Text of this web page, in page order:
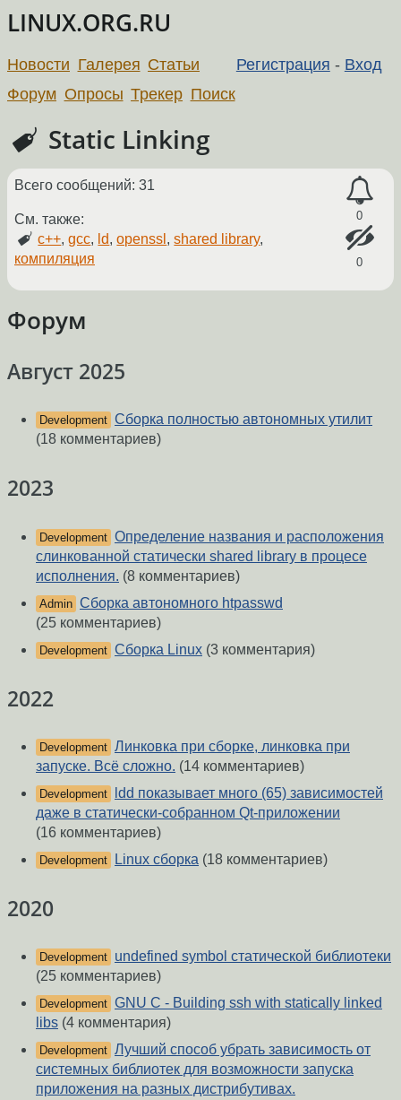
LINUX.ORG.RU
Регистрация - Вход
Новости Галерея Статьи
Форум Опросы Трекер Поиск
Static Linking
0
0
Всего сообщений: 31
См. также:
c++,gcc, ld,openssl ,shared library,
компиляция
Форум
Август 2025
Development Сборка полностью автономных утилит
(18 комментариев)
2023
Development Определение названия и расположения
слинкованной статически shared library в процесе
исполнения. (8 комментариев)
Admin Сборка автономного htpasswd
(25 комментариев)
Development Сборка Linux (3 комментария)
2022
Development Линковка при сборке, линковка при
запуске. Всё сложно. (14 комментариев)
Development
ldd показывает много (65) зависимостей
даже в статически-собранном Qt-приложении
(16 комментариев)
Development Linux сборка (18 комментариев)
2020
Development undefined symbol статической библиотеки
(25 комментариев)
Development GNU C - Building ssh with statically linked
libs (4 комментария)
Development Лучший способ убрать зависимость от
системных библиотек для возможности запуска
приложения на разных дистрибутивах.